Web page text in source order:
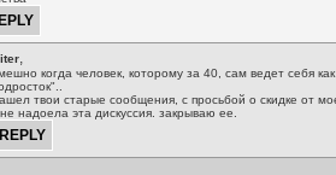
,
когда человек, которому за 40, сам ведет себя
твои старые сообщения, с просьбой о скидке от
надоела эта дискуссия. закрываю ее.